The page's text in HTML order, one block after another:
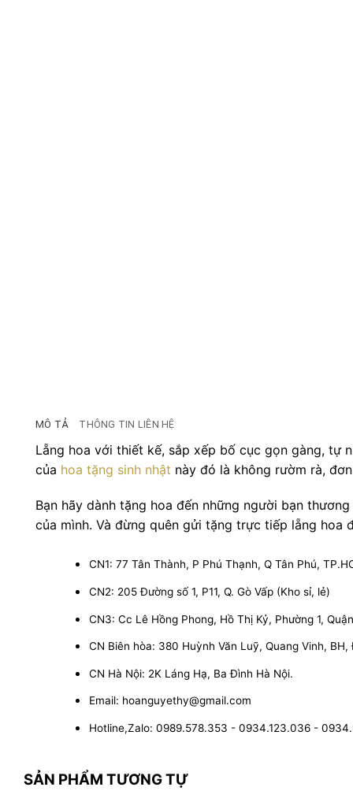
MÔ TẢ THÔNG TIN LIÊN HỆ
Lẵng hoa với thiết kế, sắp xếp bố cục gọn gàng, tự
của hoa tặng sinh nhật này đó là không rườm rà,
Bạn hãy dành tặng hoa đến những người bạn
của mình. Và đừng quên gửi tặng trực tiếp lẵng hoa
CN1: 77 Tân Thành, P Phú Thạnh, Q Tân Phú,
CN2: 205 Đường số 1, P11, Q. Gò Vấp (Kho sỉ, lẻ)
CN3: Cc Lê Hồng Phong, Hồ Thị Kỷ, Phường 1,
CN Biên hòa: 380 Huỳnh Văn Luỹ, Quang Vinh, BH,
CN Hà Nội: 2K Láng Hạ, Ba Đình Hà Nội.
Email: hoanguyethy@gmail.com
Hotline,Zalo: 0989.578.353 - 0934.123.036 -
SẢN PHẨM TƯƠNG TỰ